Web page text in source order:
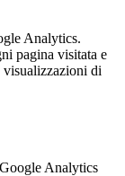
Analytics.
pagina visitata e
visualizzazioni di
Analytics